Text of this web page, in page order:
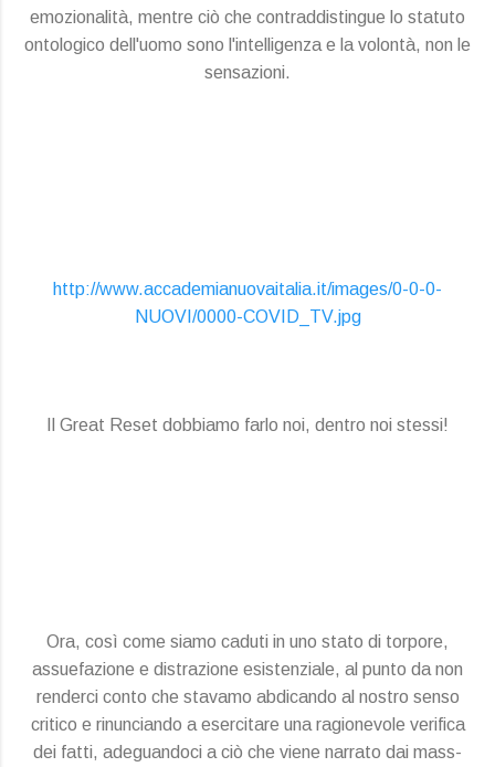
emozionalità, mentre ciò che contraddistingue lo statuto
ontologico dell'uomo sono l'intelligenza e la volontà, non le
sensazioni.
http://www.accademianuovaitalia.it/images/0-0-0-
NUOVI/0000-COVID_TV.jpg
Il Great Reset dobbiamo farlo noi, dentro noi stessi!
Ora, così come siamo caduti in uno stato di torpore,
assuefazione e distrazione esistenziale, al punto da non
renderci conto che stavamo abdicando al nostro senso
critico e rinunciando a esercitare una ragionevole verifica
dei fatti, adeguandoci a ciò che viene narrato dai mass-